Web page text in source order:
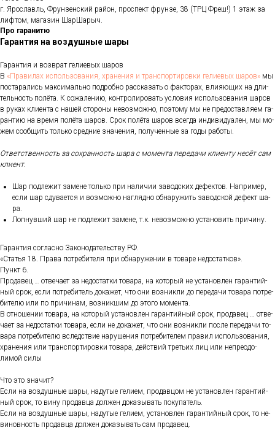
г. Ярославль, Фрунзенский район, проспект фрунзе, 38 (ТРЦ Фреш!) 1 этаж за
лифтом, магазин ШарШарыч.
Про гаранитю
Гарантия на воздушные шары
Га­ран­тия и воз­врат ге­ли­евых ша­ров
В «Пра­ви­лах ис­поль­зо­ва­ния, хра­не­ния и тран­спор­ти­ров­ки ге­ли­евых ша­ров» мы
пос­та­рались мак­си­маль­но под­робно рас­ска­зать о фак­то­рах, вли­яющих на дли­
тель­ность по­лёта. К со­жале­нию, кон­тро­лиро­вать ус­ло­вия ис­поль­зо­вания ша­ров
в ру­ках кли­ен­та с на­шей сто­роны не­воз­можно, по­это­му мы не пре­дос­тавля­ем га­
ран­тию на вре­мя по­лёта ша­ров. Срок по­лёта ша­ров всег­да ин­ди­виду­ален, мы мо­
жем со­об­щить толь­ко сред­ние зна­чения, по­лучен­ные за го­ды ра­боты.
От­ветс­твен­ность за сох­ранность ша­ра с мо­мен­та пе­реда­чи кли­ен­ту не­сёт сам
кли­ент.
Шар под­ле­жит за­мене толь­ко при на­личии за­вод­ских де­фек­тов. Нап­ри­мер,
ес­ли шар сду­ва­ет­ся и воз­можно наг­лядно об­на­ружить за­вод­ской де­фект ша­
ра.
Лоп­нувший шар не под­ле­жит за­мене, т.к. не­воз­можно ус­та­новить при­чину.
Га­ран­тия сог­ласно За­коно­датель­ству РФ.
«Статья 18. Пра­ва пот­ре­бите­ля при об­на­руже­нии в то­варе не­дос­татков».
Пункт 6.
Про­давец … от­ве­ча­ет за не­дос­татки то­вара, на ко­торый не ус­та­нов­лен га­ран­тий­
ный срок, ес­ли пот­ре­битель до­кажет, что они воз­никли до пе­реда­чи то­вара пот­ре­
бите­лю или по при­чинам, воз­никшим до это­го мо­мен­та.
В от­но­шении то­вара, на ко­торый ус­та­нов­лен га­ран­тий­ный срок, про­давец … от­ве­
ча­ет за не­дос­татки то­вара, ес­ли не до­кажет, что они воз­никли пос­ле пе­реда­чи то­
вара пот­ре­бите­лю вследс­твие на­руше­ния пот­ре­бите­лем пра­вил ис­поль­зо­вания,
хра­нения или тран­спор­ти­ров­ки то­вара, дей­ствий треть­их лиц или неп­ре­одо­
лимой си­лы
Что это зна­чит?
Ес­ли на воз­душные ша­ры, на­дутые ге­ли­ем, про­дав­цом не ус­та­нов­лен га­ран­тий­
ный срок, то ви­ну про­дав­ца дол­жен до­казы­вать по­купа­тель.
Ес­ли на воз­душные ша­ры, на­дутые ге­ли­ем, ус­та­нов­лен га­ран­тий­ный срок, то не­
винов­ность про­дав­ца дол­жен до­казы­вать сам про­давец.